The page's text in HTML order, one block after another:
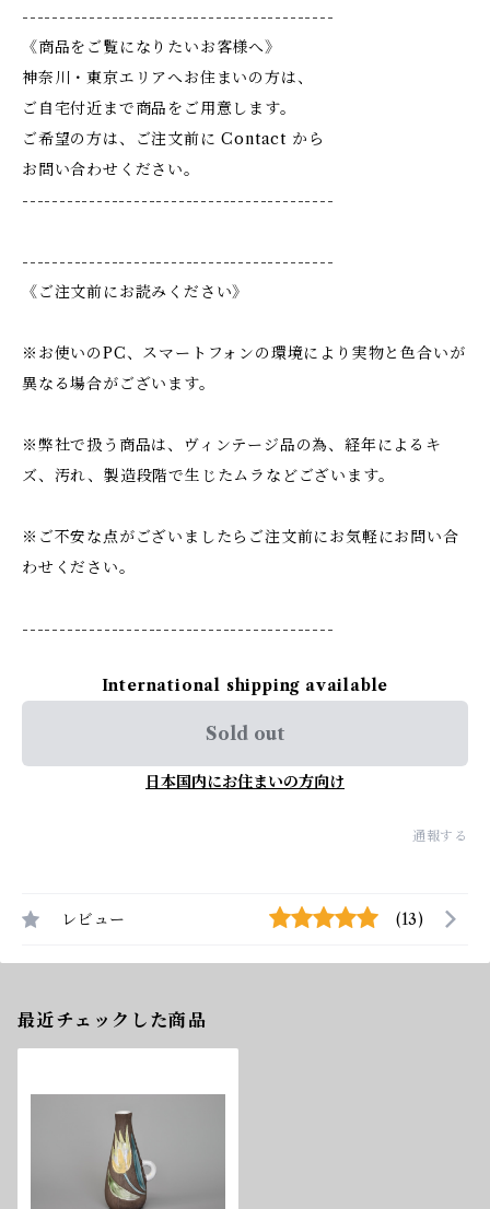
------------------------------------------
《商品をご覧になりたいお客様へ》
神奈川・東京エリアへお住まいの方は、
ご自宅付近まで商品をご用意します。
ご希望の方は、ご注文前に Contact から
お問い合わせください。
------------------------------------------
------------------------------------------
《ご注文前にお読みください》
※お使いのPC、スマートフォンの環境により実物と色合いが
異なる場合がございます。
※弊社で扱う商品は、ヴィンテージ品の為、経年によるキ
ズ、汚れ、製造段階で生じたムラなどございます。
※ご不安な点がございましたらご注文前にお気軽にお問い合
わせください。
------------------------------------------
International shipping available
Sold out
日本国内にお住まいの方向け
通報する
レビュー (13)
最近チェックした商品